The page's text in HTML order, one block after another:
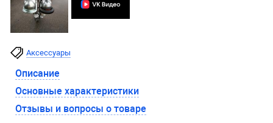
Аксессуары
Описание
Основные характеристики
Отзывы и вопросы о товаре